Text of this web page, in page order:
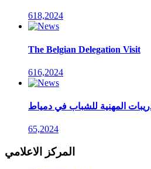
618,2024
The Belgian Delegation Visit
616,2024
المهنية للشباب في دمياط
65,2024
المركز الاعلامي